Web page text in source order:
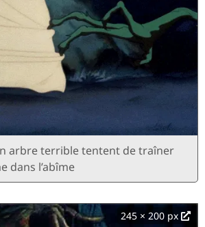
arbre terrible tentent de traîner
dans l’abîme
245 × 200 px